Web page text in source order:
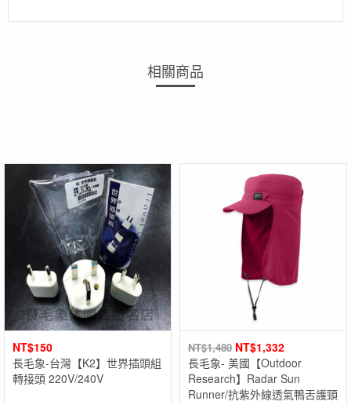
相關商品
NT$150
長毛象-台灣【K2】世界插頭組
轉接頭 220V/240V
NT$1,480 NT$1,332
長毛象- 美國【Outdoor
Research】Radar Sun
Runner/抗紫外線透氣鴨舌護頸